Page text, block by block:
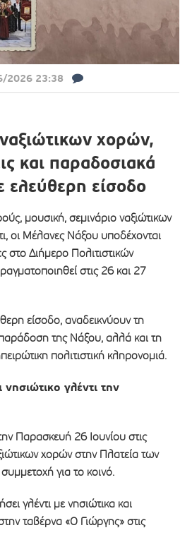
2026 23:38
χορών,
και παραδοσιακά
ελεύθερη είσοδο
μουσική, σεμινάριο ναξιώτικων
οι Μέλανες Νάξου υποδέχονται
στο Διήμερο Πολιτιστικών
στις 26 και 27
είσοδο, αναδεικνύουν τη
της Νάξου, αλλά και τη
πολιτιστική κληρονομιά.
γλέντι την
Παρασκευή 26 Ιουνίου στις
χορών στην Πλατεία των
για το κοινό.
γλέντι με νησιώτικα και
ταβέρνα «Ο Γιώργης» στις